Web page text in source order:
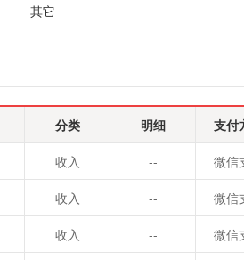
其它
分类 明细 支付
收入 -- 微信
收入 -- 微信
收入 -- 微信